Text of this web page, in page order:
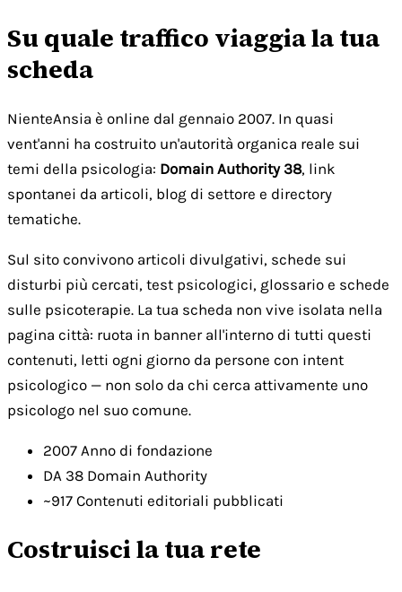
Su quale traffico viaggia la tua
scheda
NienteAnsia è online dal gennaio 2007. In quasi
vent'anni ha costruito un'autorità organica reale sui
temi della psicologia: Domain Authority 38, link
spontanei da articoli, blog di settore e directory
tematiche.
Sul sito convivono articoli divulgativi, schede sui
disturbi più cercati, test psicologici, glossario e schede
sulle psicoterapie. La tua scheda non vive isolata nella
pagina città: ruota in banner all'interno di tutti questi
contenuti, letti ogni giorno da persone con intent
psicologico — non solo da chi cerca attivamente uno
psicologo nel suo comune.
2007 Anno di fondazione
DA 38 Domain Authority
~917 Contenuti editoriali pubblicati
Costruisci la tua rete